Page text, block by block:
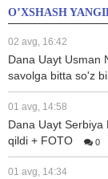
O’XSHASH
02 avg, 16:42
Dana Uayt Usman
savolga bitta so'z
01 avg, 14:58
Dana Uayt Serbiya
qildi + FOTO
0
01 avg, 14:34